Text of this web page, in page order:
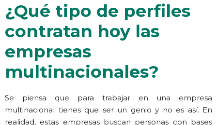
¿Qué tipo de perfiles
contratan hoy las
empresas
multinacionales?
Se piensa que para trabajar en una empresa
multinacional tienes que ser un genio y no es así. En
realidad, estas empresas buscan personas con bases